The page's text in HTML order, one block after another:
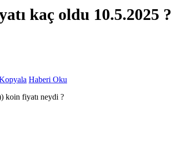
kaç oldu 10.5.2025 ?
Haberi Oku
koin fiyatı neydi ?